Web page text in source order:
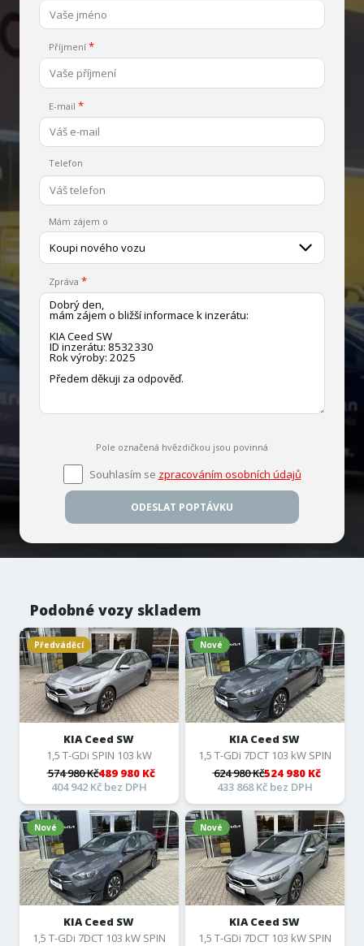
Příjmení
E-mail
Telefon
Mám zájem o
Koupi nového vozu
Zpráva
Pole označená hvězdičkou jsou povinná
Souhlasím se zpracováním osobních údajů
ODESLAT POPTÁVKU
Podobné vozy skladem
Předváděcí
KIA Ceed SW
1,5 T-GDi SPIN 103 kW
574 980 Kč489 980 Kč
404 942 Kč bez DPH
Nové
KIA Ceed SW
1,5 T-GDi 7DCT 103 kW SPIN
624 980 Kč524 980 Kč
433 868 Kč bez DPH
Nové
KIA Ceed SW
1,5 T-GDi 7DCT 103 kW SPIN
Nové
KIA Ceed SW
1,5 T-GDi 7DCT 103 kW SPIN